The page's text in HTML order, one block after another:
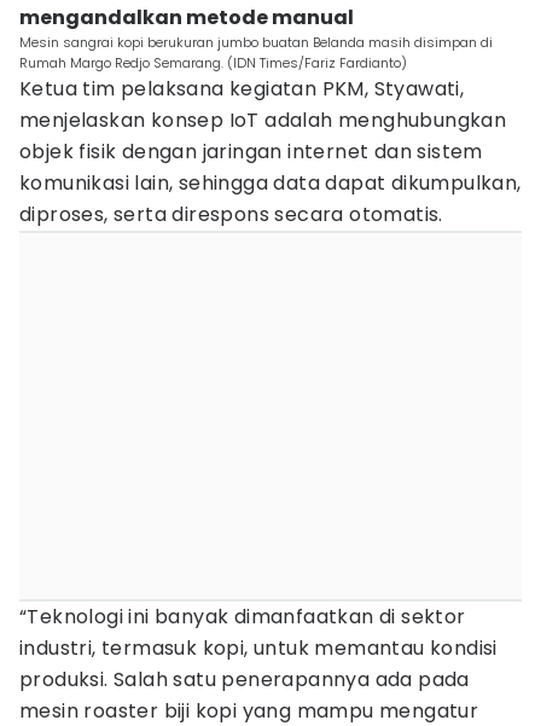
mengandalkan metode manual
Mesin sangrai kopi berukuran jumbo buatan Belanda masih disimpan di
Rumah Margo Redjo Semarang. (IDN Times/Fariz Fardianto)
Ketua tim pelaksana kegiatan PKM, Styawati,
menjelaskan konsep IoT adalah menghubungkan
objek fisik dengan jaringan internet dan sistem
komunikasi lain, sehingga data dapat dikumpulkan,
diproses, serta direspons secara otomatis.
“Teknologi ini banyak dimanfaatkan di sektor
industri, termasuk kopi, untuk memantau kondisi
produksi. Salah satu penerapannya ada pada
mesin roaster biji kopi yang mampu mengatur